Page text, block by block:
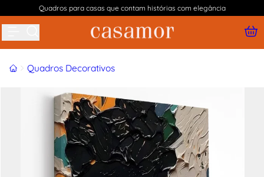
Quadros para casas que contam histórias com elegância
InícioQuadros Decorativos